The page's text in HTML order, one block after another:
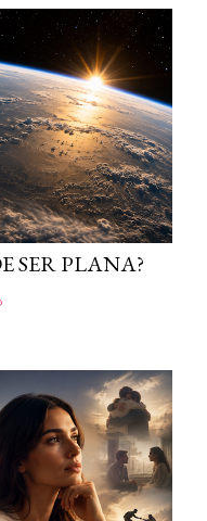
SER PLANA?